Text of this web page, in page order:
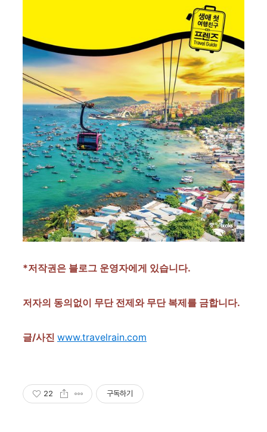
*저작권은 블로그 운영자에게 있습니다.
저자의 동의없이 무단 전제와 무단 복제를 금합니다.
글/사진 www.travelrain.com
22 구독하기